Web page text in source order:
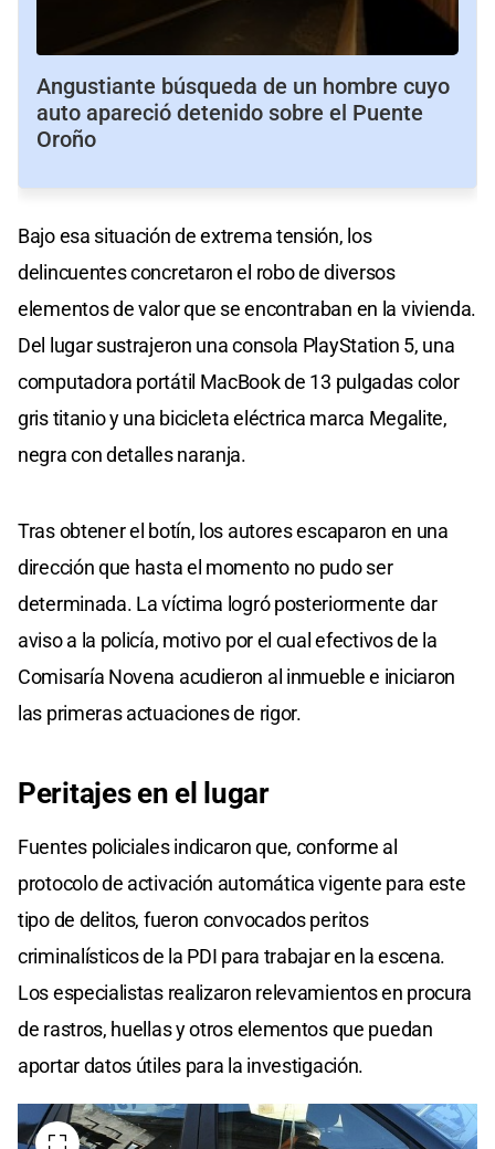
Angustiante búsqueda de un hombre cuyo
auto apareció detenido sobre el Puente
Oroño
Bajo esa situación de extrema tensión, los
delincuentes concretaron el robo de diversos
elementos de valor que se encontraban en la vivienda.
Del lugar sustrajeron una consola PlayStation 5, una
computadora portátil MacBook de 13 pulgadas color
gris titanio y una bicicleta eléctrica marca Megalite,
negra con detalles naranja.
Tras obtener el botín, los autores escaparon en una
dirección que hasta el momento no pudo ser
determinada. La víctima logró posteriormente dar
aviso a la policía, motivo por el cual efectivos de la
Comisaría Novena acudieron al inmueble e iniciaron
las primeras actuaciones de rigor.
Peritajes en el lugar
Fuentes policiales indicaron que, conforme al
protocolo de activación automática vigente para este
tipo de delitos, fueron convocados peritos
criminalísticos de la PDI para trabajar en la escena.
Los especialistas realizaron relevamientos en procura
de rastros, huellas y otros elementos que puedan
aportar datos útiles para la investigación.